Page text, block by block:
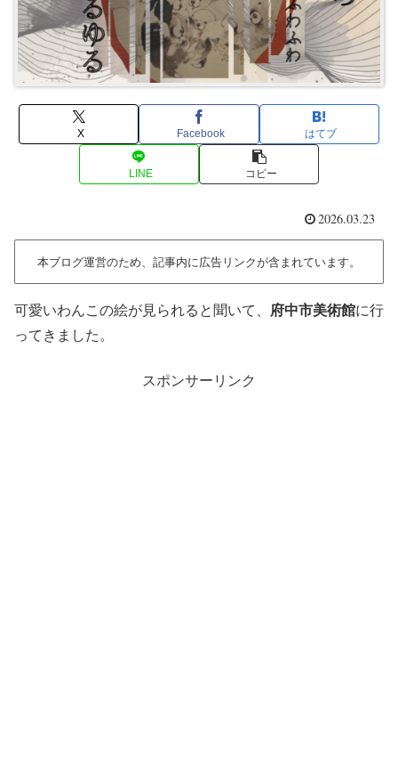
X Facebook はてブ
LINE コピー
2026.03.23
本ブログ運営のため、記事内に広告リンクが含まれています。
可愛いわんこの絵が見られると聞いて、 府中市美術館に行
ってきました。
スポンサーリンク